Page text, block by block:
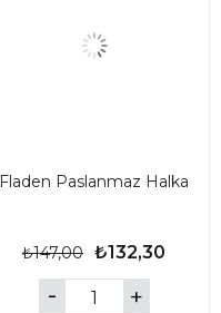
Fladen Paslanmaz Halka
₺132,30
₺147,00